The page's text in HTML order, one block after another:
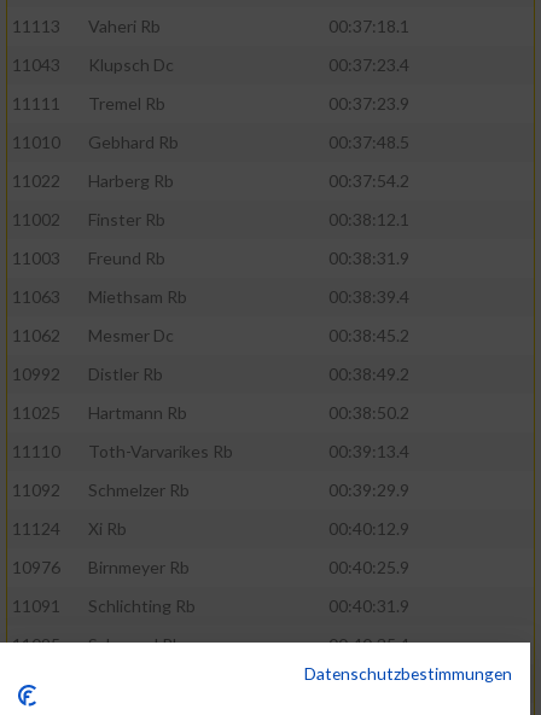
11113
Vaheri Rb
00:37:18.1
11043
Klupsch Dc
00:37:23.4
11111
Tremel Rb
00:37:23.9
11010
Gebhard Rb
00:37:48.5
11022
Harberg Rb
00:37:54.2
11002
Finster Rb
00:38:12.1
11003
Freund Rb
00:38:31.9
11063
Miethsam Rb
00:38:39.4
11062
Mesmer Dc
00:38:45.2
10992
Distler Rb
00:38:49.2
11025
Hartmann Rb
00:38:50.2
11110
Toth-Varvarikes Rb
00:39:13.4
11092
Schmelzer Rb
00:39:29.9
11124
Xi Rb
00:40:12.9
10976
Birnmeyer Rb
00:40:25.9
11091
Schlichting Rb
00:40:31.9
11095
Schoppel Rb
00:40:35.4
11107
00:41:03.7
Datenschutzbestimmungen